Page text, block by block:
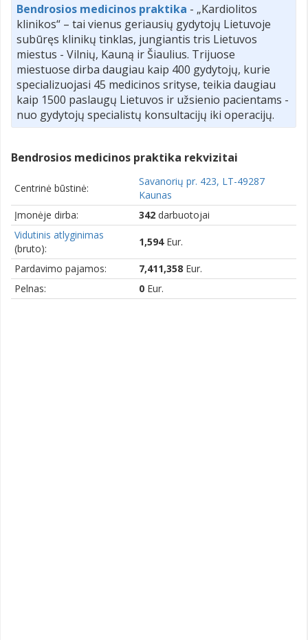
Bendrosios medicinos praktika - „Kardiolitos
klinikos“ – tai vienus geriausių gydytojų Lietuvoje
subūręs klinikų tinklas, jungiantis tris Lietuvos
miestus - Vilnių, Kauną ir Šiaulius. Trijuose
miestuose dirba daugiau kaip 400 gydytojų, kurie
specializuojasi 45 medicinos srityse, teikia daugiau
kaip 1500 paslaugų Lietuvos ir užsienio pacientams -
nuo gydytojų specialistų konsultacijų iki operacijų.
Bendrosios medicinos praktika rekvizitai
Centrinė būstinė:
Savanorių pr. 423, LT-49287
Kaunas
Įmonėje dirba:
342 darbuotojai
Vidutinis atlyginimas
(bruto):
1,594Eur.
Pardavimo pajamos: 7,411,358 Eur.
Pelnas:
0 Eur.